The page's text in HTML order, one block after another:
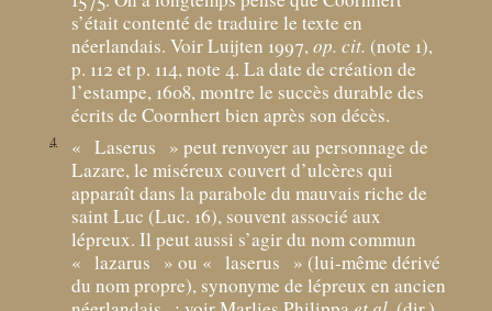
s’était contenté de traduire le texte en
néerlandais. Voir Luijten 1997, op. cit. (note 1),
p. 112 et p. 114, note 4. La date de création de
l’estampe, 1608, montre le succès durable des
écrits de Coornhert bien après son décès.
4 « Laserus
» peut renvoyer au personnage de
Lazare, le miséreux couvert d’ulcères qui
apparaît dans la parabole du mauvais riche de
saint Luc (Luc. 16), souvent associé aux
lépreux. Il peut aussi s’agir du nom commun
« lazarus » ou « laserus
» (lui-même dérivé
du nom propre), synonyme de lépreux en ancien